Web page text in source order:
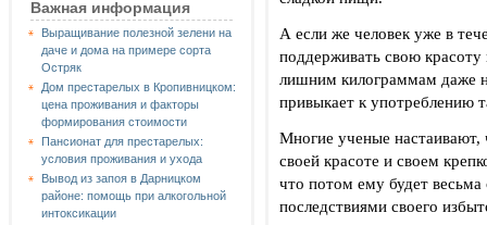
Важная информация
Выращивание полезной зелени на
даче и дома на примере сорта
Остряк
Дом престарелых в Кропивницком:
цена проживания и факторы
формирования стоимости
Пансионат для престарелых:
условия проживания и ухода
Вывод из запоя в Дарницком
районе: помощь при алкогольной
интоксикации
А если же человек уже в
поддерживать свою красоту
лишним килограммам даже
привыкает к употреблению
Многие ученые
своей красоте и своем
что потом ему будет
последствиями своего